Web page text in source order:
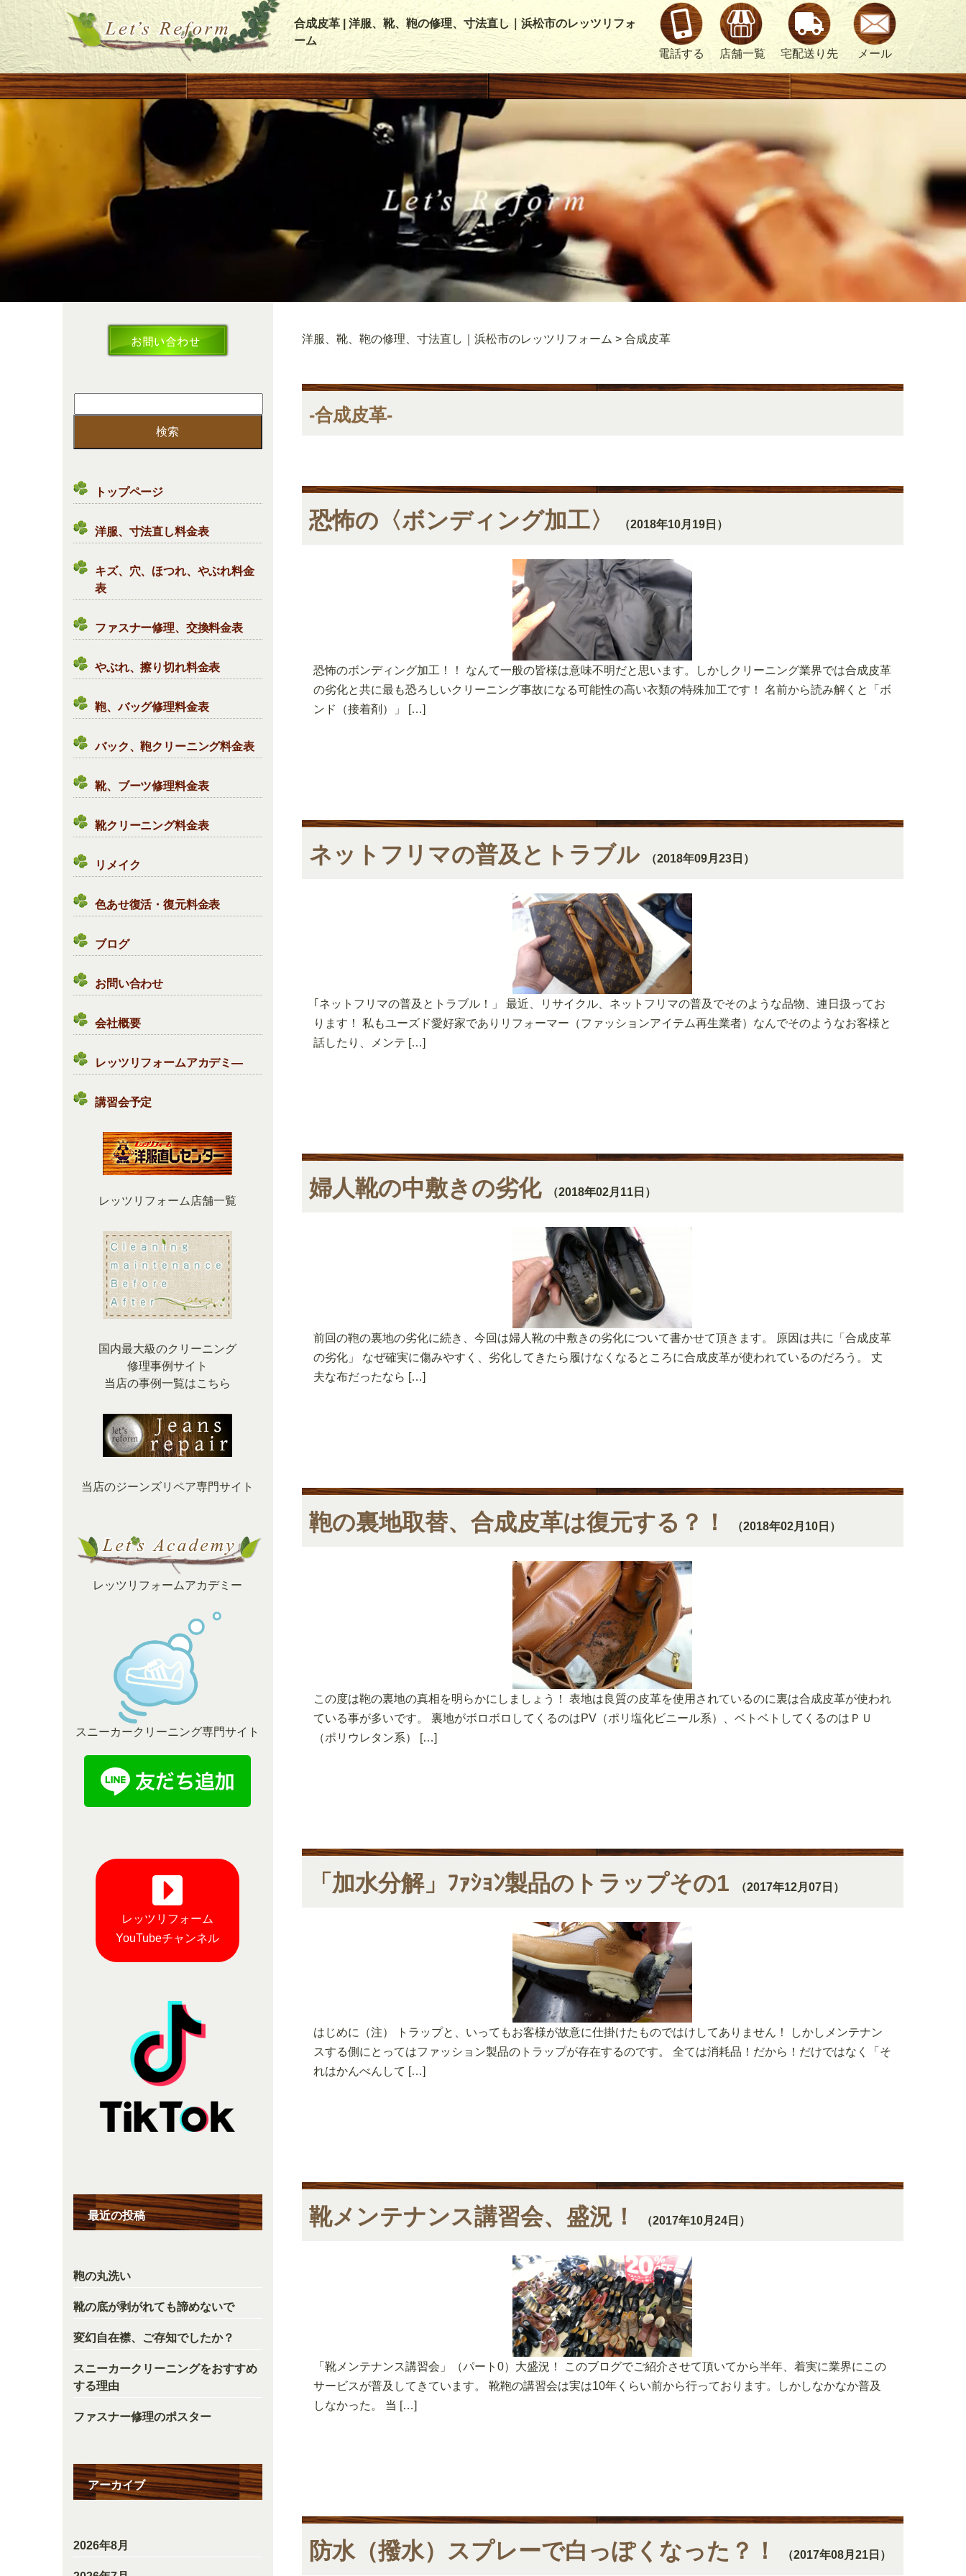
合成皮革 | 洋服、靴、鞄の修理、寸法直し｜浜松市のレッツリフォ
ーム
電話する
店舗一覧 宅配送り先 メール
索:
トップページ
洋服、寸法直し料金表
キズ、穴、ほつれ、やぶれ料金
表
ファスナー修理、交換料金表
やぶれ、擦り切れ料金表
鞄、バッグ修理料金表
バック、鞄クリーニング料金表
靴、ブーツ修理料金表
靴クリーニング料金表
リメイク
色あせ復活・復元料金表
ブログ
お問い合わせ
会社概要
レッツリフォームアカデミ―
講習会予定
レッツリフォーム店舗一覧
国内最大級のクリーニング
修理事例サイト
当店の事例一覧はこちら
当店のジーンズリペア専門サイト
レッツリフォームアカデミー
スニーカークリーニング専門サイト
レッツリフォーム
YouTubeチャンネル
最近の投稿
鞄の丸洗い
靴の底が剥がれても諦めないで
変幻自在襟、ご存知でしたか？
スニーカークリーニングをおすすめ
する理由
ファスナー修理のポスター
アーカイブ
2026年8月
洋服、靴、鞄の修理、寸法直し｜浜松市のレッツリフォーム > 合成皮革
-合成皮革-
恐怖の〈ボンディング加工〉 （2018年10月19日）
恐怖のボンディング加工！！ なんて一般の皆様は意味不明だと思います。しかしクリーニング業界では合成皮革
の劣化と共に最も恐ろしいクリーニング事故になる可能性の高い衣類の特殊加工です！ 名前から読み解くと「ボ
ンド（接着剤）」 […]
ネットフリマの普及とトラブル （2018年09月23日）
｢ネットフリマの普及とトラブル！」 最近、リサイクル、ネットフリマの普及でそのような品物、連日扱ってお
ります！ 私もユーズド愛好家でありリフォーマー（ファッションアイテム再生業者）なんでそのようなお客様と
話したり、メンテ […]
婦人靴の中敷きの劣化 （2018年02月11日）
前回の鞄の裏地の劣化に続き、今回は婦人靴の中敷きの劣化について書かせて頂きます。 原因は共に「合成皮革
の劣化」 なぜ確実に傷みやすく、劣化してきたら履けなくなるところに合成皮革が使われているのだろう。 丈
夫な布だったなら […]
鞄の裏地取替、合成皮革は復元する？！ （2018年02月10日）
この度は鞄の裏地の真相を明らかにしましょう！ 表地は良質の皮革を使用されているのに裏は合成皮革が使われ
ている事が多いです。 裏地がボロボロしてくるのはPV（ポリ塩化ビニール系）、ベトベトしてくるのはＰＵ
（ポリウレタン系） […]
「加水分解」ﾌｧｼｮﾝ製品のトラップその1 （2017年12月07日）
はじめに（注） トラップと、いってもお客様が故意に仕掛けたものではけしてありません！ しかしメンテナン
スする側にとってはファッション製品のトラップが存在するのです。 全ては消耗品！だから！だけではなく「そ
れはかんべんして […]
靴メンテナンス講習会、盛況！ （2017年10月24日）
「靴メンテナンス講習会」（パート0）大盛況！ このブログでご紹介させて頂いてから半年、着実に業界にこの
サービスが普及してきています。 靴鞄の講習会は実は10年くらい前から行っております。しかしなかなか普及
しなかった。 当 […]
防水（撥水）スプレーで白っぽくなった？！ （2017年08月21日）